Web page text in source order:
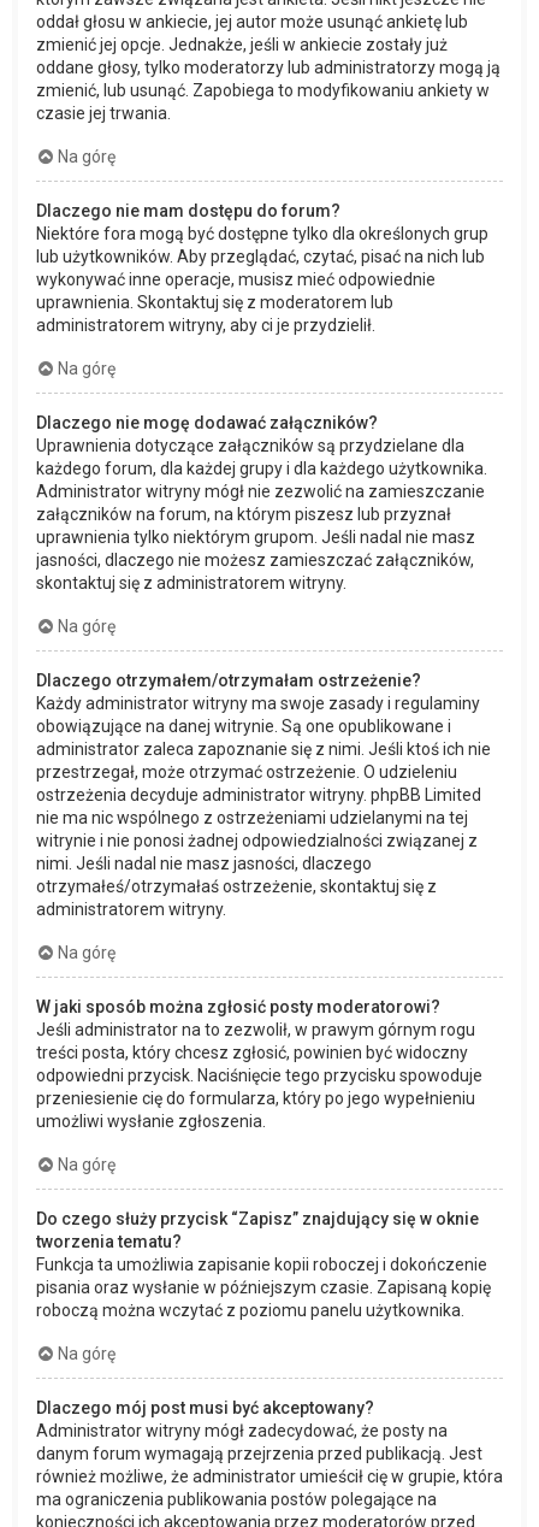
oddał głosu w ankiecie, jej autor może usunąć ankietę lub
zmienić jej opcje. Jednakże, jeśli w ankiecie zostały już
oddane głosy, tylko moderatorzy lub administratorzy mogą ją
zmienić, lub usunąć. Zapobiega to modyfikowaniu ankiety w
czasie jej trwania.
Na górę
Dlaczego nie mam dostępu do forum?
Niektóre fora mogą być dostępne tylko dla określonych grup
lub użytkowników. Aby przeglądać, czytać, pisać na nich lub
wykonywać inne operacje, musisz mieć odpowiednie
uprawnienia. Skontaktuj się z moderatorem lub
administratorem witryny, aby ci je przydzielił.
Na górę
Dlaczego nie mogę dodawać załączników?
Uprawnienia dotyczące załączników są przydzielane dla
każdego forum, dla każdej grupy i dla każdego użytkownika.
Administrator witryny mógł nie zezwolić na zamieszczanie
załączników na forum, na którym piszesz lub przyznał
uprawnienia tylko niektórym grupom. Jeśli nadal nie masz
jasności, dlaczego nie możesz zamieszczać załączników,
skontaktuj się z administratorem witryny.
Na górę
Dlaczego otrzymałem/otrzymałam ostrzeżenie?
Każdy administrator witryny ma swoje zasady i regulaminy
obowiązujące na danej witrynie. Są one opublikowane i
administrator zaleca zapoznanie się z nimi. Jeśli ktoś ich nie
przestrzegał, może otrzymać ostrzeżenie. O udzieleniu
ostrzeżenia decyduje administrator witryny. phpBB Limited
nie ma nic wspólnego z ostrzeżeniami udzielanymi na tej
witrynie i nie ponosi żadnej odpowiedzialności związanej z
nimi. Jeśli nadal nie masz jasności, dlaczego
otrzymałeś/otrzymałaś ostrzeżenie, skontaktuj się z
administratorem witryny.
Na górę
W jaki sposób można zgłosić posty moderatorowi?
Jeśli administrator na to zezwolił, w prawym górnym rogu
treści posta, który chcesz zgłosić, powinien być widoczny
odpowiedni przycisk. Naciśnięcie tego przycisku spowoduje
przeniesienie cię do formularza, który po jego wypełnieniu
umożliwi wysłanie zgłoszenia.
Na górę
Do czego służy przycisk “Zapisz” znajdujący się w oknie
tworzenia tematu?
Funkcja ta umożliwia zapisanie kopii roboczej i dokończenie
pisania oraz wysłanie w późniejszym czasie. Zapisaną kopię
roboczą można wczytać z poziomu panelu użytkownika.
Na górę
Dlaczego mój post musi być akceptowany?
Administrator witryny mógł zadecydować, że posty na
danym forum wymagają przejrzenia przed publikacją. Jest
również możliwe, że administrator umieścił cię w grupie, która
ma ograniczenia publikowania postów polegające na
konieczności ich akceptowania przez moderatorów przed